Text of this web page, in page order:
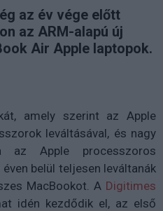
az év vége előtt
az ARM-alapú új
Air Apple laptopok.
amely szerint az Apple
leváltásával, és nagy
az Apple processzoros
belül teljesen leváltanák
MacBookot. A Digitimes
idén kezdődik el, az első